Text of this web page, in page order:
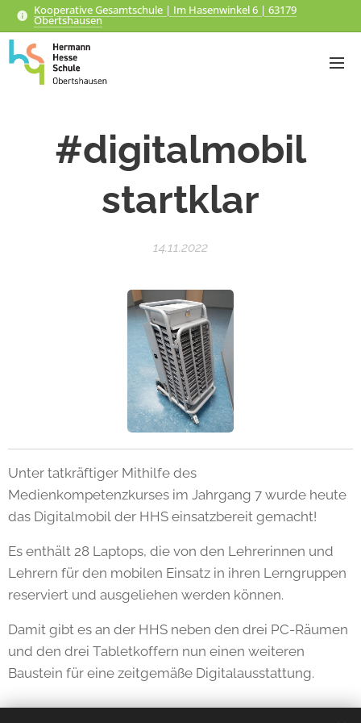
Kooperative Gesamtschule | Im Hasenwinkel 6 | 63179
Obertshausen
#digitalmobil
startklar
14.11.2022
Unter tatkräftiger Mithilfe des
Medienkompetenzkurses im Jahrgang 7 wurde heute
das Digitalmobil der HHS einsatzbereit gemacht!
Es enthält 28 Laptops, die von den Lehrerinnen und
Lehrern für den mobilen Einsatz in ihren Lerngruppen
reserviert und ausgeliehen werden können.
Damit gibt es an der HHS neben den drei PC-Räumen
und den drei Tabletkoffern nun einen weiteren
Baustein für eine zeitgemäße Digitalausstattung.